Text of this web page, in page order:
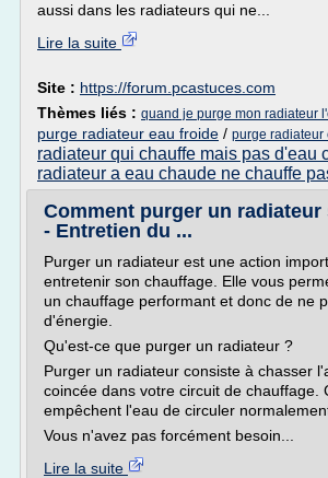
aussi dans les radiateurs qui ne...
Lire la suite
Site : https://forum.pcastuces.com
Thèmes liés : quand je purge mon radiateur
purge radiateur eau froide / purge radiateur
radiateur qui chauffe mais pas d'eau
radiateur a eau chaude ne chauffe
Comment purger un radiateur
- Entretien du ...
Purger un radiateur est une action
entretenir son chauffage. Elle vous
un chauffage performant et donc de ne
d'énergie.
Qu'est-ce que purger un radiateur ?
Purger un radiateur consiste à chasser
coincée dans votre circuit de chauffage.
empêchent l'eau de circuler
Vous n'avez pas forcément besoin...
Lire la suite